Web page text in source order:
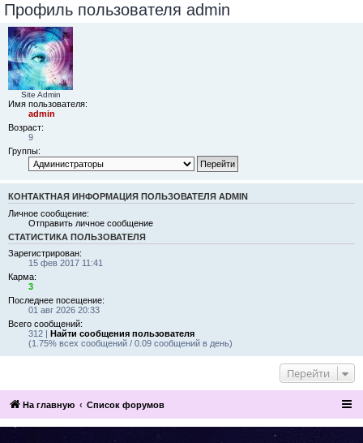
Профиль пользователя admin
Site Admin
Имя пользователя:
admin
Возраст:
9
Группы:
КОНТАКТНАЯ ИНФОРМАЦИЯ ПОЛЬЗОВАТЕЛЯ ADMIN
Личное сообщение:
Отправить личное сообщение
СТАТИСТИКА ПОЛЬЗОВАТЕЛЯ
Зарегистрирован:
15 фев 2017 11:41
Карма:
3
Последнее посещение:
01 авг 2026 20:33
Всего сообщений:
312 | Найти сообщения пользователя
(1.75% всех сообщений / 0.09 сообщений в день)
Перейти
На главную Список форумов